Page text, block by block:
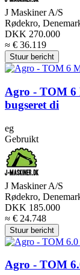
J Maskiner A/S
Rødekro,
DKK 270.000
≈ € 36.119
Stuur bericht
Agro - TOM 6
bugseret di
eg
Gebruikt
J Maskiner A/S
Rødekro,
DKK 185.000
≈ € 24.748
Stuur bericht
Agro - TOM